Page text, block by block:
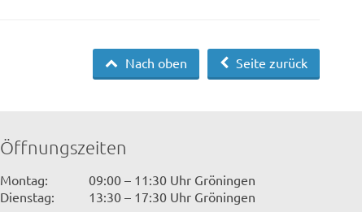
Seite zurück
Nach oben
Öffnungszeiten
Montag:
09:00 – 11:30 Uhr Gröningen
Dienstag:
13:30 – 17:30 Uhr Gröningen